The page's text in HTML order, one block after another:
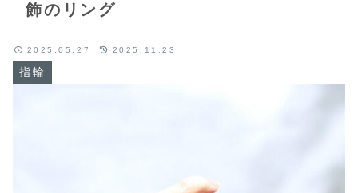
飾のリング
指輪
2025.05.27 2025.11.23